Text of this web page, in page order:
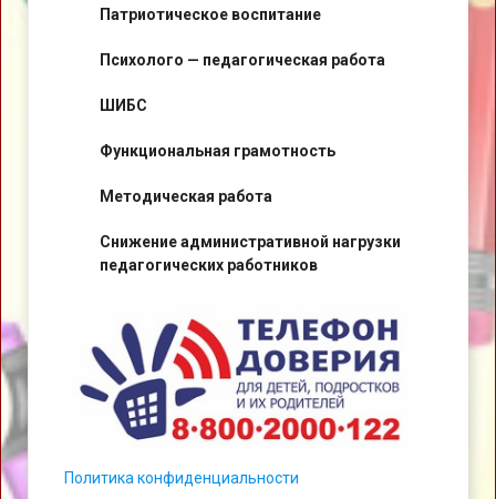
Патриотическое воспитание
Психолого — педагогическая работа
ШИБС
Функциональная грамотность
Методическая работа
Снижение административной нагрузки
педагогических работников
Политика конфиденциальности